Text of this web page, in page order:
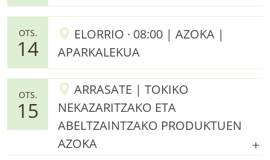
OTS.
14
ELORRIO · 08:00 | AZOKA |
APARKALEKUA
OTS.
15
ARRASATE | TOKIKO
NEKAZARITZAKO ETA
ABELTZAINTZAKO PRODUKTUEN
AZOKA